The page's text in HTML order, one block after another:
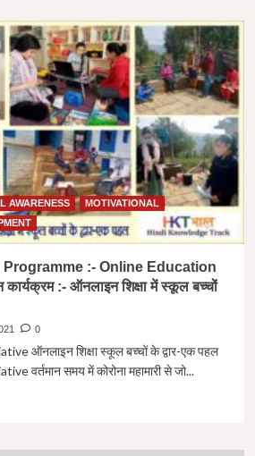
AWARENESS
MOTIVATIONAL
:- Online Education
कार्यक्रम :- ऑनलाइन शिक्षा में स्कूल बच्चों
0
ऑनलाइन शिक्षा स्कूल बच्चों के द्वार-एक पहल
वर्तमान समय में कोरोना महामारी से जो...